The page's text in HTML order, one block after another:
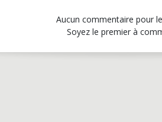
Aucun commentaire pour
Soyez le premier à